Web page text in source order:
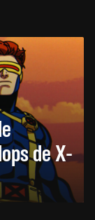
de X-